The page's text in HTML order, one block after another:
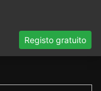
Registo gratuito